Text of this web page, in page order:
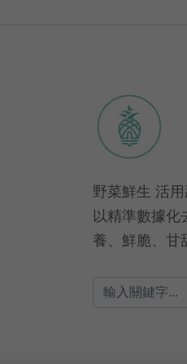
野菜鮮生 活
以精準數據
養、鮮脆、甘